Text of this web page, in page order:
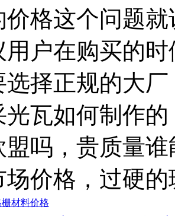
价格这个问题
用户在购买的时
选择正规的大
光瓦如何制作的
吗， 贵质量谁
价格， 过硬
材料价格